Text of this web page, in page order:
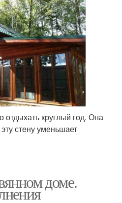
круглый год. Она
стену уменьшает
доме.